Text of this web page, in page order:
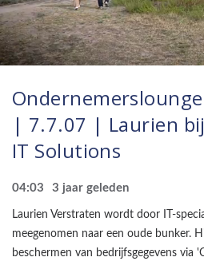
| 7.7.07 | Laurien
IT Solutions
04:03 3 jaar geleden
Laurien Verstraten wordt door IT-
meegenomen naar een oude bunker.
beschermen van bedrijfsgegevens via